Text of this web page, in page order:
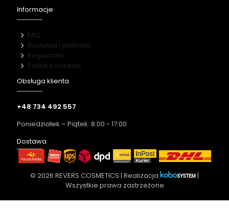
Informacje
FAQ
Dostawa i płatność
Regulamin
Polityka cookies
Obsługa klienta
+48 734 492 557
Poniedziałek – Piątek: 8:00 - 17:00
Dostawa
© 2026 REVERS COSMETICS | Realizacja
|
Wszystkie prawa zastrzeżone